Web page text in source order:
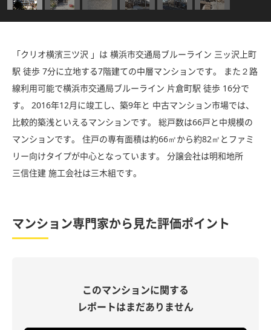
「クリオ横濱三ツ沢 」は 横浜市交通局ブルーライン 三ッ沢上町
駅 徒歩 7分に立地する7階建ての中層マンションです。 また２路
線利用可能で横浜市交通局ブルーライン 片倉町駅 徒歩 16分で
す。 2016年12月に竣工し、築9年と 中古マンション市場では、
比較的築浅といえるマンションです。 総戸数は66戸と中規模の
マンションです。 住戸の専有面積は約66㎡から約82㎡とファミ
リー向けタイプが中心となっています。 分譲会社は明和地所
三信住建 施工会社は三木組です。
マンション専門家から見た評価ポイント
このマンションに関する
レポートはまだありません